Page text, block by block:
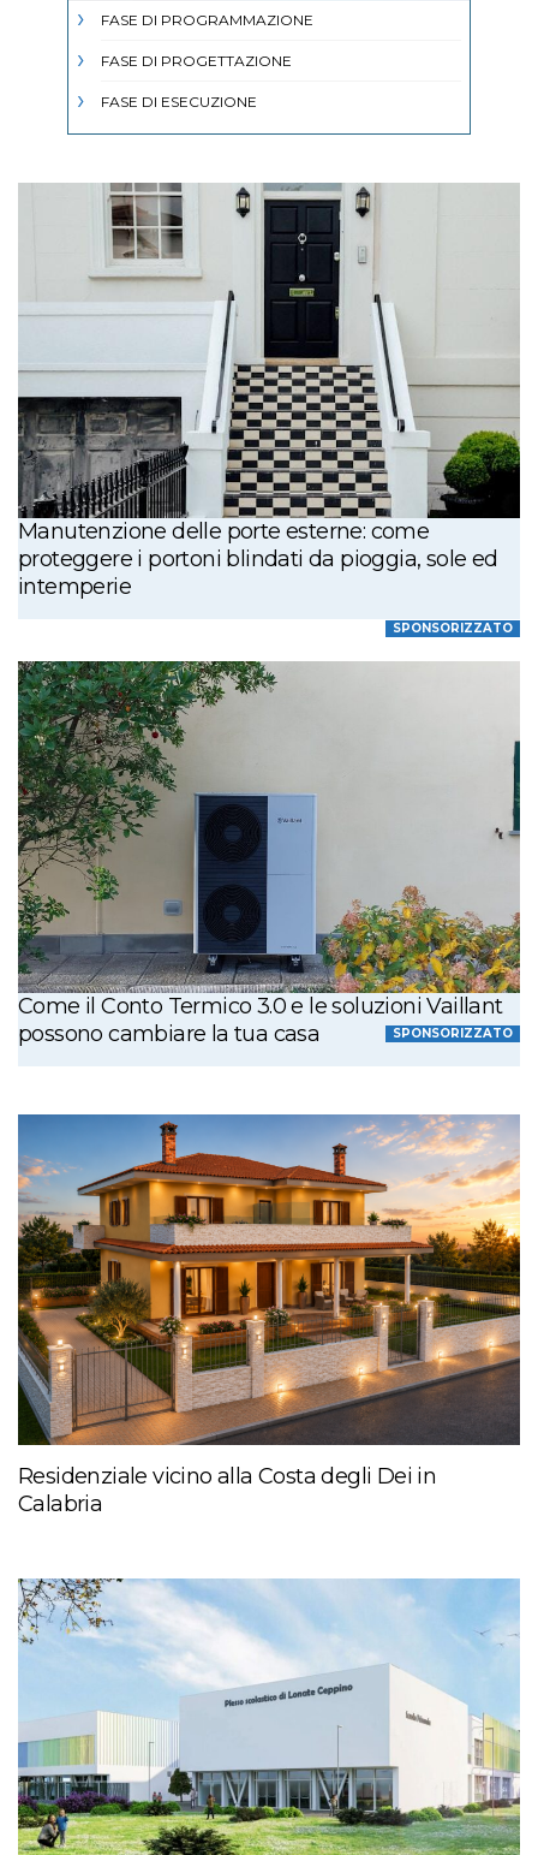
FASE DI PROGRAMMAZIONE
FASE DI PROGETTAZIONE
FASE DI ESECUZIONE
Manutenzione delle porte esterne: come
proteggere i portoni blindati da pioggia, sole ed
intemperie
SPONSORIZZATO
Come il Conto Termico 3.0 e le soluzioni Vaillant
possono cambiare la tua casa
SPONSORIZZATO
Residenziale vicino alla Costa degli Dei in
Calabria